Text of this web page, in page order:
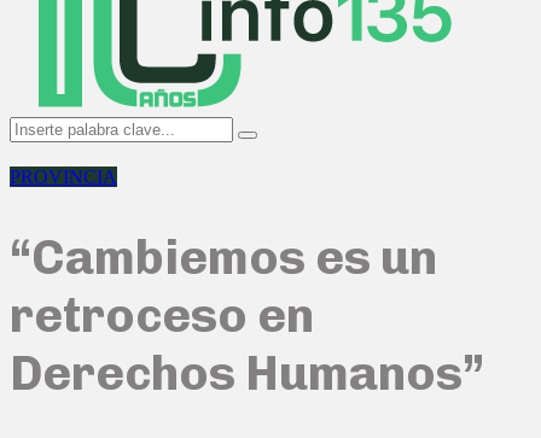
Search
for:
Search
PROVINCIA
“Cambiemos es un
retroceso en
Derechos Humanos”